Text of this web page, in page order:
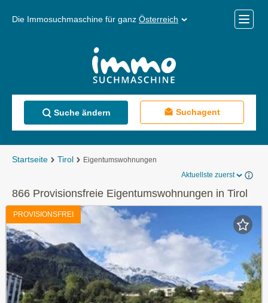
Die Immosuchmaschine für ganz Österreich
Menü
Suche ändern Suchagent
Startseite Tirol
Eigentumswohnungen
Aktuellste zuerst
866 Provisionsfreie Eigentumswohnungen in Tirol
PROVISIONSFREI